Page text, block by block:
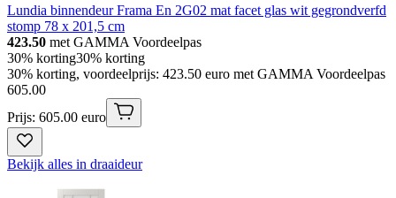
Lundia binnendeur Frama En 2G02 mat facet glas wit gegrondverfd
stomp 78 x 201,5 cm
423.50 met GAMMA Voordeelpas
30% korting30% korting
30% korting, voordeelprijs: 423.50 euro met GAMMA Voordeelpas
605.00
Prijs: 605.00 euro
Bekijk alles in draaideur